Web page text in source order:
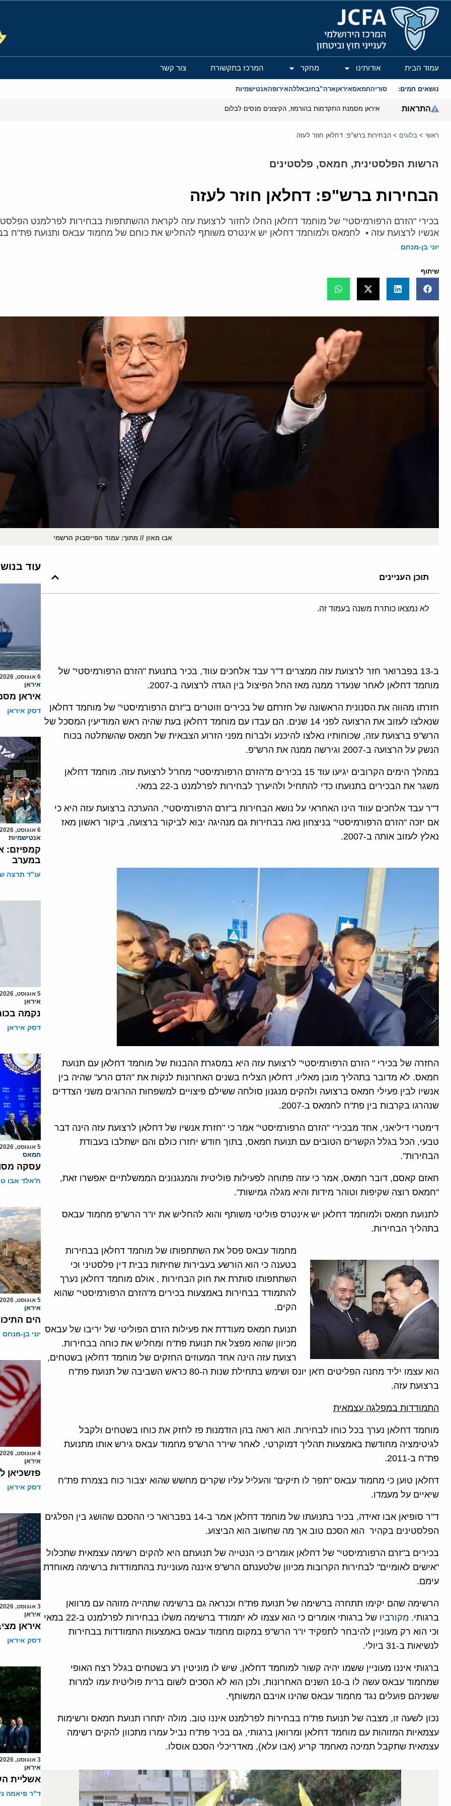
המרכז הירושלמי לענייני חוץ וביטחון
עמוד הבית אודותינו מחקר המרכז בתקשורת צור קשר
נושאים חמים: סוריהחמאסאיראןארה”בחזבאללהאירופהאנטישמיות
התראות איראן מסמנת התקדמות בהורמוז, הקיצונים מנסים לבלום
ראשי > בלוגים > הבחירות ברש"פ: דחלאן חוזר לעזה
הרשות הפלסטינית, חמאס, פלסטינים
הבחירות ברש"פ: דחלאן חוזר לעזה
בכירי "הזרם הרפורמיסטי" של מוחמד דחלאן החלו לחזור לרצועת עזה לקראת ההשתתפות בבחירות לפרלמנט
אנשיו לרצועת עזה • לחמאס ולמוחמד דחלאן יש אינטרס משותף להחליש את כוחם של מחמוד עבאס ותנועת פת"ח
יוני בן-מנחם
שיתוף
אבו מאזן // מתוך: עמוד הפייסבוק הרשמי
תוכן העניינים
לא נמצאו כותרת משנה בעמוד זה.
ב-13 בפברואר חזר לרצועת עזה ממצרים ד"ר עבד אלחכים עווד, בכיר בתנועת "הזרם הרפורמיסטי" של
מוחמד דחלאן לאחר שנעדר ממנה מאז החל הפיצול בין הגדה לרצועה ב-2007.
חזרתו מהווה את הסנונית הראשונה של חזרתם של בכירים וזוטרים ב"זרם הרפורמיסטי" של מוחמד דחלאן
שנאלצו לעזוב את הרצועה לפני 14 שנים. הם עבדו עם מוחמד דחלאן בעת שהיה ראש המודיעין המסכל של
הרש"פ ברצועת עזה, שכוחותיו נאלצו להיכנע ולברוח מפני הזרוע הצבאית של חמאס שהשתלטה בכוח
הנשק על הרצועה ב-2007 וגירשה ממנה את הרש"פ.
במהלך הימים הקרובים יגיעו עוד 15 בכירים מ"הזרם הרפורמיסטי" מחו"ל לרצועת עזה. מוחמד דחלאן
משגר את הבכירים בתנועתו כדי להתחיל ולהיערך לבחירות לפרלמנט ב-22 במאי.
ד"ר עבד אלחכים עווד הינו האחראי על נושא הבחירות ב"זרם הרפורמיסטי", ההערכה ברצועת עזה היא כי
אם יזכה "הזרם הרפורמיסטי" בניצחון נאה בבחירות גם מנהיגה יבוא לביקור ברצועה, ביקור ראשון מאז
נאלץ לעזוב אותה ב-2007.
החזרה של בכירי " הזרם הרפורמיסטי" לרצועת עזה היא במסגרת ההבנות של מוחמד דחלאן עם תנועת
חמאס. לא מדובר בתהליך מובן מאליו, דחלאן הצליח בשנים האחרונות לנקות את "הדם הרע" שהיה בין
אנשיו לבין פעילי חמאס ברצועה ולהקים מנגנון סולחה ששילם פיצויים למשפחות ההרוגים משני הצדדים
שנהרגו בקרבות בין פת"ח לחמאס ב-2007.
דימטרי דיליאני, אחד מבכירי "הזרם הרפורמיסטי" אמר כי "חזרת אנשיו של דחלאן לרצועת עזה הינה דבר
טבעי, הכל בגלל הקשרים הטובים עם תנועת חמאס, בתוך חודש יחזרו כולם והם ישתלבו בעבודת
הבחירות".
חאזם קאסם, דובר חמאס, אמר כי עזה פתוחה לפעילות פוליטית והמנגנונים הממשלתיים יאפשרו זאת,
"חמאס רוצה שקיפות וטוהר מידות והיא מגלה גמישות".
לתנועת חמאס ולמוחמד דחלאן יש אינטרס פוליטי משותף והוא להחליש את יו"ר הרש"פ מחמוד עבאס
בתהליך הבחירות.
מחמוד עבאס פסל את השתתפותו של מוחמד דחלאן בבחירות
בטענה כי הוא הורשע בעבירות שחיתות בבית דין פלסטיני וכי
השתתפותו סותרת את חוק הבחירות , אולם מוחמד דחלאן נערך
להתמודד בבחירות באמצעות בכירים מ"הזרם הרפורמיסטי" שהוא
הקים.
תנועת חמאס מעודדת את פעילות הזרם הפוליטי של יריבו של עבאס
מכיוון שהוא מפצל את תנועת פת"ח ומחליש את כוחה בבחירות.
רצועת עזה הינה אחד המעוזים החזקים של מוחמד דחלאן בשטחים,
הוא עצמו יליד מחנה הפליטים ח'אן יונס ושימש בתחילת שנות ה-80 כראש השביבה של תנועת פת"ח
ברצועת עזה.
התמודדות במפלגה עצמאית
מוחמד דחלאן נערך בכל כוחו לבחירות. הוא רואה בהן הזדמנות פז לחזק את כוחו בשטחים ולקבל
לגיטימציה מחודשת באמצעות תהליך דמוקרטי, לאחר שיו"ר הרש"פ מחמוד עבאס גירש אותו מתנועת
פת"ח ב-2011.
דחלאן טוען כי מחמוד עבאס "תפר לו תיקים" והעליל עליו שקרים מחשש שהוא יצבור כוח בצמרת פת"ח
שיאיים על מעמדו.
ד"ר סופיאן אבו זאידה, בכיר בתנועתו של מוחמד דחלאן אמר ב-14 בפברואר כי ההסכם שהושג בין הפלגים
הפלסטינים בקהיר הוא הסכם טוב אך מה שחשוב הוא הביצוע.
בכירים ב"זרם הרפורמיסטי" של דחלאן אומרים כי הנטייה של תנועתם היא להקים רשימה עצמאית שתכלול
"אישים לאומיים" לבחירות הקרובות מכיוון שלטענתם הרש"פ איננה מעוניינת בהתמודדות ברשימה מאוחדת
עימם.
הרשימה שהם יקימו תתחרה ברשימה של תנועת פת"ח וכנראה גם ברשימה שתהייה מזוהה עם מרוואן
ברגותי. מקורביו
של ברגותי אומרים כי הוא עצמו לא יתמודד ברשימה משלו בבחירות לפרלמנט ב-22 במאי
וכי הוא רק מעוניין להיבחר לתפקיד יו"ר הרש"פ במקום מחמוד עבאס באמצעות התמודדות בבחירות
לנשיאות ב-31 ביולי.
ברגותי איננו מעוניין ששמו יהיה קשור למוחמד דחלאן, שיש לו מוניטין רע בשטחים בגלל רצח האופי
שמחמוד עבאס עשה לו ב-10 השנים האחרונות, ולכן הוא לא הסכים לשום ברית פוליטית עמו למרות
ששניהם פועלים נגד מחמוד עבאס שהינו אויבם המשותף.
נכון לשעה זו, מצבה של תנועת פת"ח בבחירות לפרלמנט איננו טוב. מולה יתחרו תנועת חמאס ורשימות
עצמאיות המזוהות עם מוחמד דחלאן ומרוואן ברגותי, גם בכיר פת"ח נביל עמרו מתכוון להקים רשימה
עצמאית שתקבל תמיכה מאחמד קריע (אבו עלא), מאדריכלי הסכם אוסלו.
עוד
6 אוגוסט, 2026
איראן
איראן
דסק איראן
6 אוגוסט, 2026
אנטישמיות
קמפיזם:
במערב
עו"ד תרצה
5 אוגוסט, 2026
איראן
נקמה
דסק איראן
5 אוגוסט, 2026
חמאס
עסקה
ח'אלד אבו
5 אוגוסט, 2026
איראן
הים
יוני בן-מנחם
4 אוגוסט, 2026
איראן
פזשכיאן
דסק איראן
3 אוגוסט, 2026
איראן
איראן
דסק איראן
3 אוגוסט, 2026
איראן
אשליית
ד"ר פיאמה